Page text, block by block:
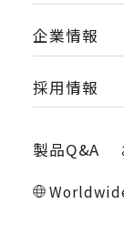
企業情報
採用情報
製品Q&A